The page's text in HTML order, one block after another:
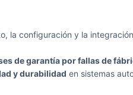
la configuración y la
de garantía por fallas de
y durabilidad en sistemas